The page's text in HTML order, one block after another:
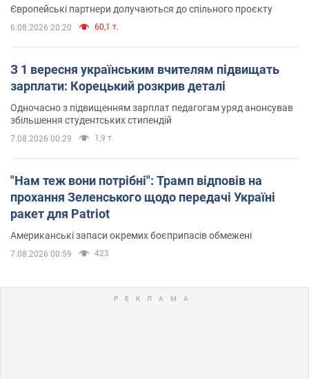
Європейські партнери долучаються до спільного проєкту
6.08.2026 20:20 60,1 т.
З 1 вересня українським вчителям підвищать
зарплати: Корецький розкрив деталі
Одночасно з підвищенням зарплат педагогам уряд анонсував
збільшення студентських стипендій
7.08.2026 00:29 1,9 т.
"Нам теж вони потрібні": Трамп відповів на
прохання Зеленського щодо передачі Україні
ракет для Patriot
Американські запаси окремих боєприпасів обмежені
7.08.2026 00:59 423